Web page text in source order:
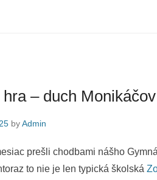
– duch
byAdmin
prešli chodbami nášho
to nie je len typická školská